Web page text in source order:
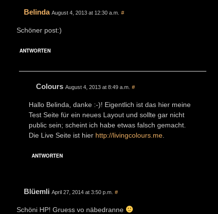
Belinda August 4, 2013 at 12:30 a.m. #
Schöner post:)
ANTWORTEN
Colours August 4, 2013 at 8:49 a.m. #
Hallo Belinda, danke :-)! Eigentlich ist das hier meine
Test Seite für ein neues Layout und sollte gar nicht
public sein; scheint ich habe etwas falsch gemacht.
Die Live Seite ist hier http://livingcolours.me
ANTWORTEN
Blüemli April 27, 2014 at 3:50 p.m. #
Schöni HP! Gruess vo näbedranne